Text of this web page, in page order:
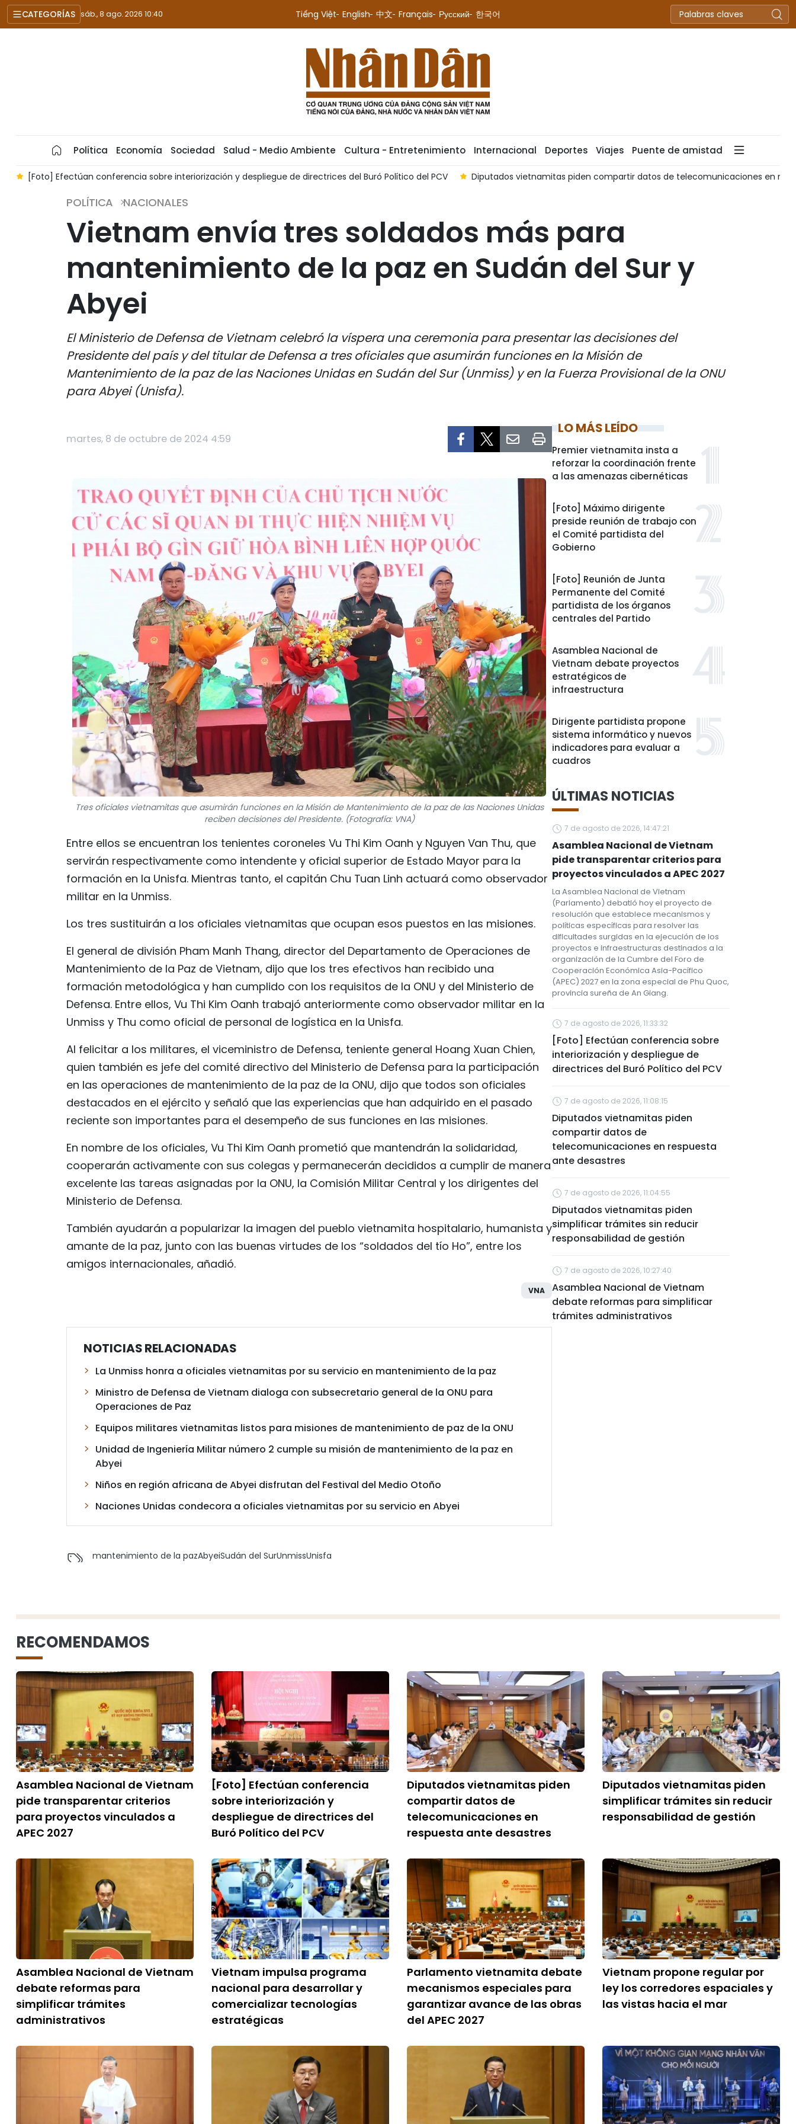
CATEGORÍAS sáb., 8 ago. 2026 10:40 Tiếng Việt English 中文 Français Русский 한국어
Política Economía Sociedad Salud - Medio Ambiente Cultura - Entretenimiento Internacional Deportes Viajes Puente de amistad
[Foto] Efectúan conferencia sobre interiorización y despliegue de directrices del Buró Político del PCV Diputados vietnamitas piden compartir datos de telecomunicaciones en
POLÍTICA NACIONALES
Vietnam envía tres soldados más para
mantenimiento de la paz en Sudán del Sur y
Abyei
El Ministerio de Defensa de Vietnam celebró la víspera una ceremonia para presentar las decisiones del
Presidente del país y del titular de Defensa a tres oficiales que asumirán funciones en la Misión de
Mantenimiento de la paz de las Naciones Unidas en Sudán del Sur (Unmiss) y en la Fuerza Provisional de la ONU
para Abyei (Unisfa).
martes, 8 de octubre de 2024 4:59
Tres oficiales vietnamitas que asumirán funciones en la Misión de Mantenimiento de la paz de las Naciones Unidas
reciben decisiones del Presidente. (Fotografía: VNA)
Entre ellos se encuentran los tenientes coroneles Vu Thi Kim Oanh y Nguyen Van Thu, que
servirán respectivamente como intendente y oficial superior de Estado Mayor para la
formación en la Unisfa. Mientras tanto, el capitán Chu Tuan Linh actuará como observador
militar en la Unmiss.
Los tres sustituirán a los oficiales vietnamitas que ocupan esos puestos en las misiones.
El general de división Pham Manh Thang, director del Departamento de Operaciones de
Mantenimiento de la Paz de Vietnam, dijo que los tres efectivos han recibido una
formación metodológica y han cumplido con los requisitos de la ONU y del Ministerio de
Defensa. Entre ellos, Vu Thi Kim Oanh trabajó anteriormente como observador militar en la
Unmiss y Thu como oficial de personal de logística en la Unisfa.
Al felicitar a los militares, el viceministro de Defensa, teniente general Hoang Xuan Chien,
quien también es jefe del comité directivo del Ministerio de Defensa para la participación
en las operaciones de mantenimiento de la paz de la ONU, dijo que todos son oficiales
destacados en el ejército y señaló que las experiencias que han adquirido en el pasado
reciente son importantes para el desempeño de sus funciones en las misiones.
En nombre de los oficiales, Vu Thi Kim Oanh prometió que mantendrán la solidaridad,
cooperarán activamente con sus colegas y permanecerán decididos a cumplir de manera
excelente las tareas asignadas por la ONU, la Comisión Militar Central y los dirigentes del
Ministerio de Defensa.
También ayudarán a popularizar la imagen del pueblo vietnamita hospitalario, humanista y
amante de la paz, junto con las buenas virtudes de los “soldados del tío Ho”, entre los
amigos internacionales, añadió.
VNA
NOTICIAS RELACIONADAS
La Unmiss honra a oficiales vietnamitas por su servicio en mantenimiento de la paz
Ministro de Defensa de Vietnam dialoga con subsecretario general de la ONU para
Operaciones de Paz
Equipos militares vietnamitas listos para misiones de mantenimiento de paz de la ONU
Unidad de Ingeniería Militar número 2 cumple su misión de mantenimiento de la paz en
Abyei
Niños en región africana de Abyei disfrutan del Festival del Medio Otoño
Naciones Unidas condecora a oficiales vietnamitas por su servicio en Abyei
mantenimiento de la pazAbyeiSudán del SurUnmissUnisfa
LO MÁS LEÍDO
Premier vietnamita insta a
reforzar la coordinación frente
a las amenazas cibernéticas
[Foto] Máximo dirigente
preside reunión de trabajo con
el Comité partidista del
Gobierno
[Foto] Reunión de Junta
Permanente del Comité
partidista de los órganos
centrales del Partido
Asamblea Nacional de
Vietnam debate proyectos
estratégicos de
infraestructura
Dirigente partidista propone
sistema informático y nuevos
indicadores para evaluar a
cuadros
ÚLTIMAS NOTICIAS
7 de agosto de 2026, 14:47:21
Asamblea Nacional de Vietnam
pide transparentar criterios para
proyectos vinculados a APEC 2027
La Asamblea Nacional de Vietnam
(Parlamento) debatió hoy el proyecto de
resolución que establece mecanismos y
políticas específicas para resolver las
dificultades surgidas en la ejecución de los
proyectos e infraestructuras destinados a la
organización de la Cumbre del Foro de
Cooperación Económica Asia-Pacífico
(APEC) 2027 en la zona especial de Phu Quoc,
provincia sureña de An Giang.
7 de agosto de 2026, 11:33:32
[Foto] Efectúan conferencia sobre
interiorización y despliegue de
directrices del Buró Político del PCV
7 de agosto de 2026, 11:08:15
Diputados vietnamitas piden
compartir datos de
telecomunicaciones en respuesta
ante desastres
7 de agosto de 2026, 11:04:55
Diputados vietnamitas piden
simplificar trámites sin reducir
responsabilidad de gestión
7 de agosto de 2026, 10:27:40
Asamblea Nacional de Vietnam
debate reformas para simplificar
trámites administrativos
RECOMENDAMOS
Asamblea Nacional de Vietnam
pide transparentar criterios
para proyectos vinculados a
APEC 2027
[Foto] Efectúan conferencia
sobre interiorización y
despliegue de directrices del
Buró Político del PCV
Diputados vietnamitas piden
compartir datos de
telecomunicaciones en
respuesta ante desastres
Diputados vietnamitas piden
simplificar trámites sin reducir
responsabilidad de gestión
Asamblea Nacional de Vietnam
debate reformas para
simplificar trámites
administrativos
Vietnam impulsa programa
nacional para desarrollar y
comercializar tecnologías
estratégicas
Parlamento vietnamita debate
mecanismos especiales para
garantizar avance de las obras
del APEC 2027
Vietnam propone regular por
ley los corredores espaciales y
las vistas hacia el mar